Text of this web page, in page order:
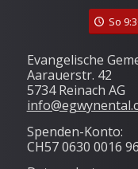
So
Evangelische
Aarauerstr. 42
5734 Reinach AG
Spenden-Konto:
CH57 0630 0016